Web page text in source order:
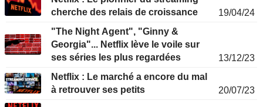
cherche des relais de croissance
19/04/24
"The Night Agent", "Ginny &
Georgia"... Netflix lève le voile sur
ses séries les plus regardées
13/12/23
Netflix : Le marché a encore du mal
à retrouver ses petits
20/07/23